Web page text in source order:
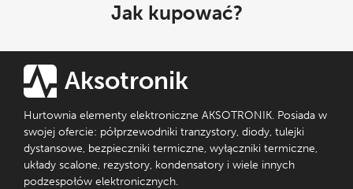
Jak kupować?
Aksotronik
Hurtownia elementy elektroniczne AKSOTRONIK. Posiada w
swojej ofercie: półprzewodniki tranzystory, diody, tulejki
dystansowe, bezpieczniki termiczne, wyłączniki termiczne,
układy scalone, rezystory, kondensatory i wiele innych
podzespołów elektronicznych.